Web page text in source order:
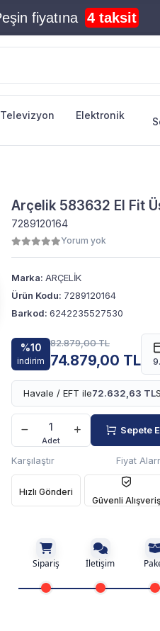
Televizyon Elektronik
Arçelik 583632 EI Fit
7289120164
Yorum yok
Marka: ARÇELİK
Ürün Kodu: 7289120164
Barkod: 6242235527530
%10
indirim
82.879,00 TL
74.879,00 TL
Havale / EFT ile72.632,63 TL
Adet
Sepete
Karşılaştır Fiyat
Hızlı Gönderi
Güvenli Alışveriş
Sipariş İletişim